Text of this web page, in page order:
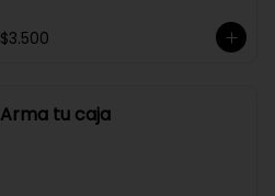
$3.500
Arma tu caja